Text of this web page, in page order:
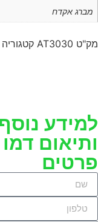
מברג אקדח
מק"ט AT3030 קטגוריה
למידע
ותיאום
פרטים